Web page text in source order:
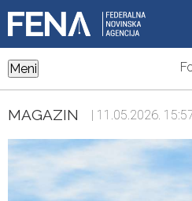
Meni
MAGAZIN | 11.05.2026.